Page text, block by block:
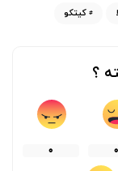
کیتکو
؟
0
0